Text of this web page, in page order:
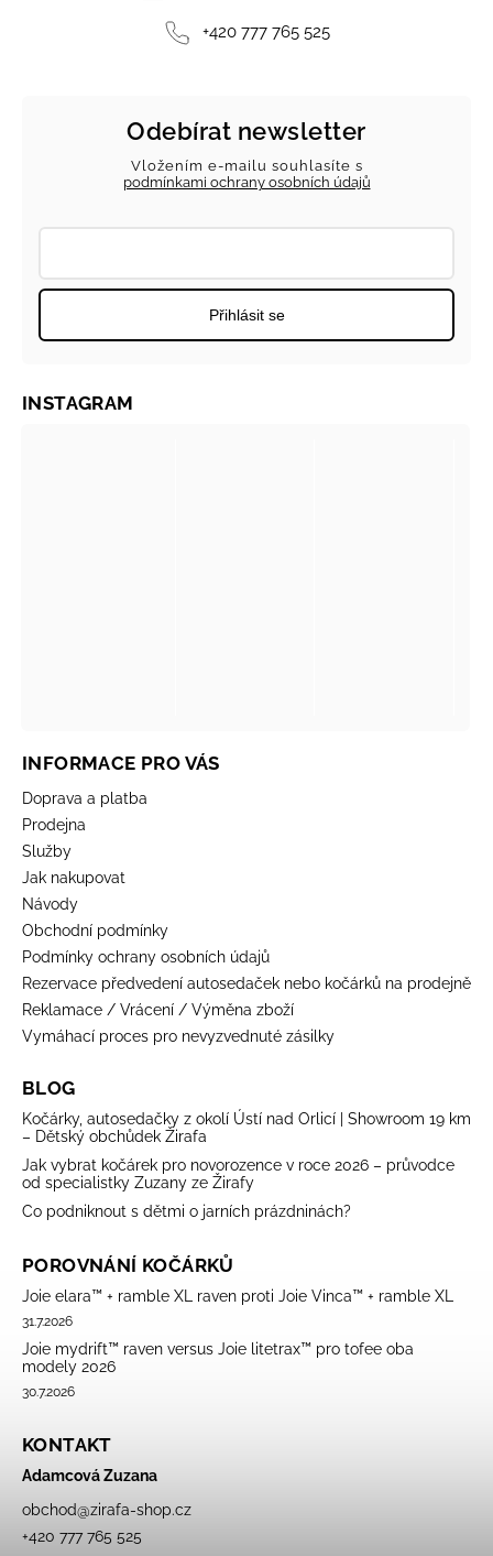
+420 777 765 525
Odebírat newsletter
Vložením e-mailu souhlasíte s
podmínkami ochrany osobních údajů
Přihlásit se
INFORMACE PRO VÁS
Doprava a platba
Prodejna
Služby
Jak nakupovat
Návody
Obchodní podmínky
Podmínky ochrany osobních údajů
Rezervace předvedení autosedaček nebo kočárků na prodejně
Reklamace / Vrácení / Výměna zboží
Vymáhací proces pro nevyzvednuté zásilky
BLOG
Kočárky, autosedačky z okolí Ústí nad Orlicí | Showroom 19 km
– Dětský obchůdek Žirafa
Jak vybrat kočárek pro novorozence v roce 2026 – průvodce
od specialistky Zuzany ze Žirafy
Co podniknout s dětmi o jarních prázdninách?
POROVNÁNÍ KOČÁRKŮ
Joie elara™ + ramble XL raven proti Joie Vinca™ + ramble XL
31.7.2026
Joie mydrift™ raven versus Joie litetrax™ pro tofee oba
modely 2026
30.7.2026
KONTAKT
Adamcová Zuzana
obchod@zirafa-shop.cz
+420 777 765 525
INSTAGRAM